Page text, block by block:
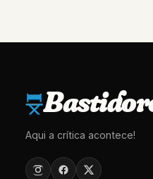
Aqui a crítica acontece!